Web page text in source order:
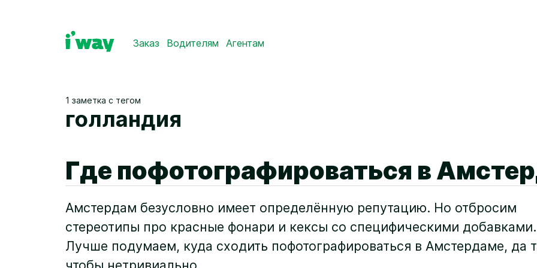
Заказ Водителям Агентам
1 заметка с тегом
голландия
Где пофотографироваться в
Амстердам безусловно имеет определённую репутацию. Но отбросим
стереотипы про красные фонари и кексы со специфическими добавками.
Лучше подумаем, куда сходить пофотографироваться в Амстердаме, да